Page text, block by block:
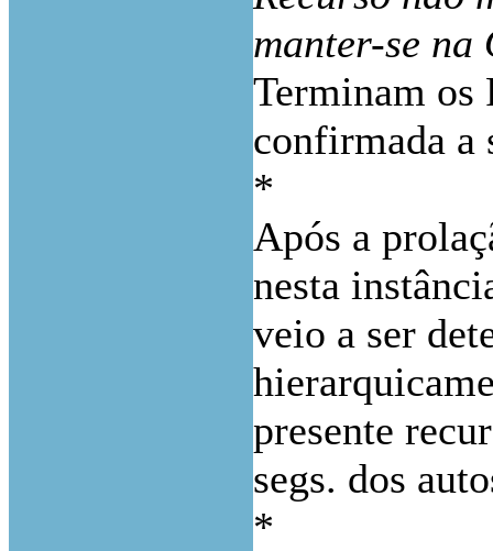
manter-se
Terminam os
confirmada a
*
Após a
nesta
veio a ser
presente
segs. dos
*